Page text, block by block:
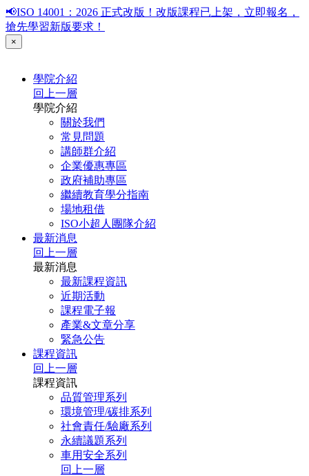
📢ISO 14001：2026 正式改版！改版課程已上架，立即報名，
搶先學習新版要求！
×
學院介紹
回上一層
學院介紹
關於我們
常見問題
講師群介紹
企業優惠專區
政府補助專區
繼續教育學分指南
場地租借
ISO小超人團隊介紹
最新消息
回上一層
最新消息
最新課程資訊
近期活動
課程電子報
產業&文章分享
緊急公告
課程資訊
回上一層
課程資訊
品質管理系列
環境管理/碳排系列
社會責任/驗廠系列
永續議題系列
車用安全系列
回上一層